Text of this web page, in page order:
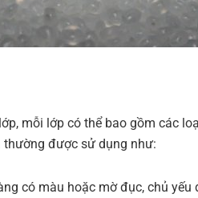
mỗi lớp có thể bao gồm các
thường được sử dụng như:
có màu hoặc mờ đục, chủ yếu